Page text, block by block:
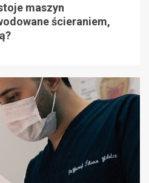
maszyn
ścieraniem,